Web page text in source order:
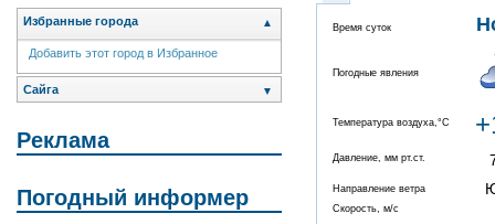
Избранные города ▲
Добавить этот город в Избранное
Сайга ▼
Реклама
Погодный информер
Время суток
Погодные явления
Температура воздуха,°C
Давление, мм рт.ст.
Направление ветра
Скорость, м/с